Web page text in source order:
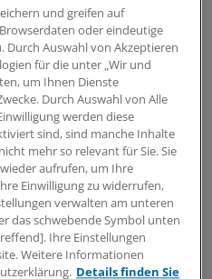
allein 2017 einen
Euro erzielt.
verfügt über ein
Milliarden Euro.Die
für das Jahr 2018 einen
sei bislang
hatte das Ministerium
und greifen auf
oder eindeutige
Durch Auswahl von Akzeptieren
für die unter „Wir und
um Ihnen Dienste
Durch Auswahl von Alle
werden diese
sind, sind manche Inhalte
mehr so relevant für Sie. Sie
aufrufen, um Ihre
Einwilligung zu widerrufen,
verwalten am unteren
das schwebende Symbol unten
Ihre Einstellungen
Weitere Informationen
Details finden Sie